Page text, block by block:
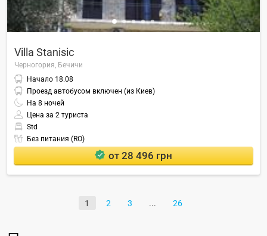
Villa Stanisic
Черногория, Бечичи
Начало 18.08
Проезд автобусом включен (из Киев)
На 8 ночей
Цена за 2 туриста
Std
Без питания (RO)
от 28 496 грн
1 2 3 26